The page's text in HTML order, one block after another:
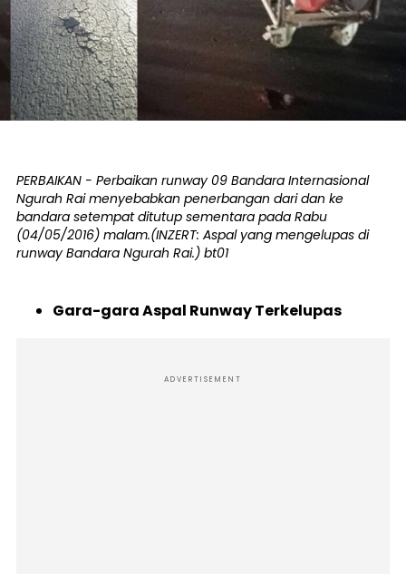
PERBAIKAN - Perbaikan runway 09 Bandara Internasional
Ngurah Rai menyebabkan penerbangan dari dan ke
bandara setempat ditutup sementara pada Rabu
(04/05/2016) malam.(INZERT: Aspal yang mengelupas di
runway Bandara Ngurah Rai.) bt01
Gara-gara Aspal Runway Terkelupas
ADVERTISEMENT